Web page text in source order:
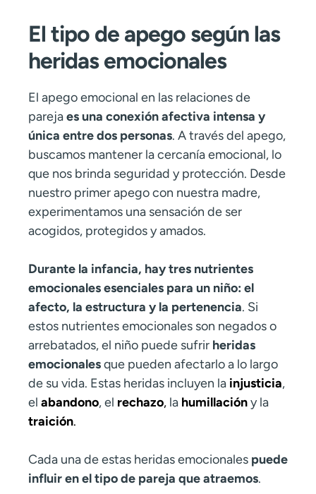
El tipo de apego según las
heridas emocionales
El apego emocional en las relaciones de
parejaes una conexión afectiva intensa y
única entre dos personas. A través del apego,
buscamos mantener la cercanía emocional, lo
que nos brinda seguridad y protección. Desde
nuestro primer apego con nuestra madre,
experimentamos una sensación de ser
acogidos, protegidos y amados.
Durante la infancia, hay tres nutrientes
emocionales esenciales para un niño: el
afecto, la estructura y la pertenencia. Si
estos nutrientes emocionales son negados o
arrebatados, el niño puede sufrir heridas
emocionalesque pueden afectarlo a lo largo
de su vida. Estas heridas incluyen la injusticia,
el abandono, el rechazo, la humillacióny la
traición.
Cada una de estas heridas emocionales puede
influir en el tipo de pareja que atraemos.